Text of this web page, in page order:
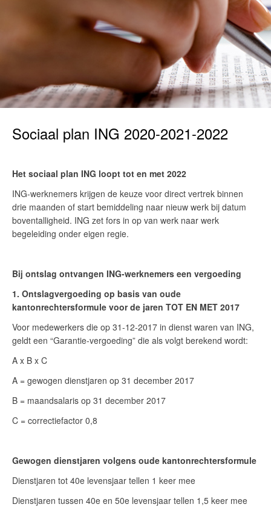
Sociaal plan ING 2020-2021-2022
Het sociaal plan ING loopt tot en met 2022
ING-werknemers krijgen de keuze voor direct vertrek binnen
drie maanden of start bemiddeling naar nieuw werk bij datum
boventalligheid. ING zet fors in op van werk naar werk
begeleiding onder eigen regie.
Bij ontslag ontvangen ING-werknemers een vergoeding
1. Ontslagvergoeding op basis van oude
kantonrechtersformule voor de jaren TOT EN MET 2017
Voor medewerkers die op 31-12-2017 in dienst waren van ING,
geldt een “Garantie-vergoeding” die als volgt berekend wordt:
A x B x C
A = gewogen dienstjaren op 31 december 2017
B = maandsalaris op 31 december 2017
C = correctiefactor 0,8
Gewogen dienstjaren volgens oude kantonrechtersformule
Dienstjaren tot 40e levensjaar tellen 1 keer mee
Dienstjaren tussen 40e en 50e levensjaar tellen 1,5 keer mee